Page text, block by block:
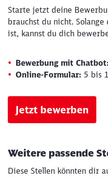
Starte jetzt deine
brauchst du nicht.
ist, kannst du dich
Bewerbung mit Chatbot:
Online-Formular: 5 bis
Jetzt bewerben
Weitere passende
Diese Stellen könnten dir